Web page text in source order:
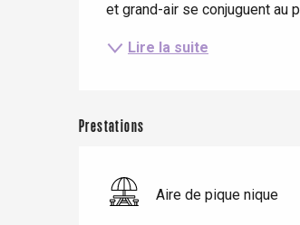
et grand-air se conjuguent au
Lire la suite
Prestations
Aire de pique nique